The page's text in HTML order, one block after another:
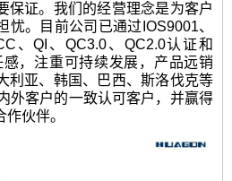
保证。我们的经营理念是为客户
忧。目前公司已通过IOS9001、
、QI、QC3.0、QC2.0认证和
，注重可持续发展，产品远销
利亚、韩国、巴西、斯洛伐克等
外客户的一致认可客户，并赢得
伙伴。